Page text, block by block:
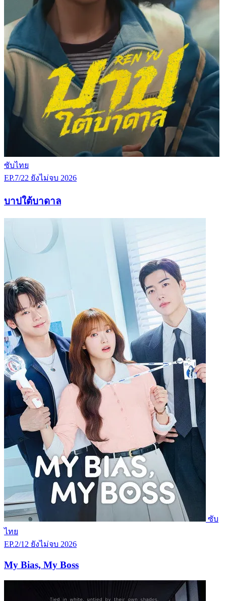
ซับไทย
EP.7/22 ยังไม่จบ 2026
บาปใต้บาดาล
ซับ
ไทย
EP.2/12 ยังไม่จบ 2026
My Bias, My Boss